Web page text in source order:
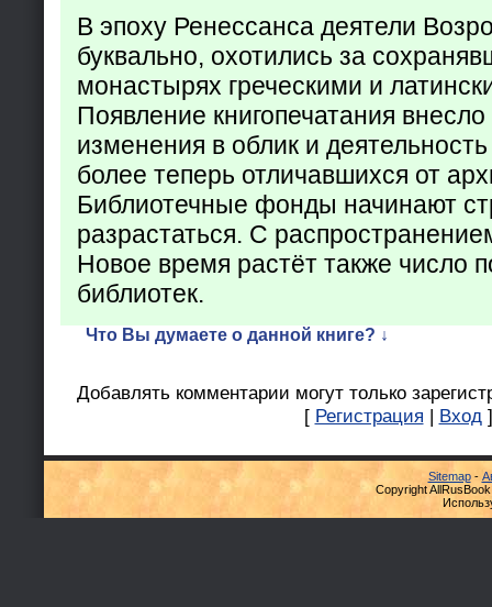
В эпоху Ренессанса деятели
буквально, охотились за
монастырях греческими и
Появление книгопечатания
изменения в облик и
более теперь отличавшихся от
Библиотечные фонды начинают
разрастаться. С
Новое время растёт также число
библиотек.
Что Вы думаете о данной книге? ↓
Добавлять комментарии могут только
[ Регистрация | Вход ]
Sitemap-
Copyright